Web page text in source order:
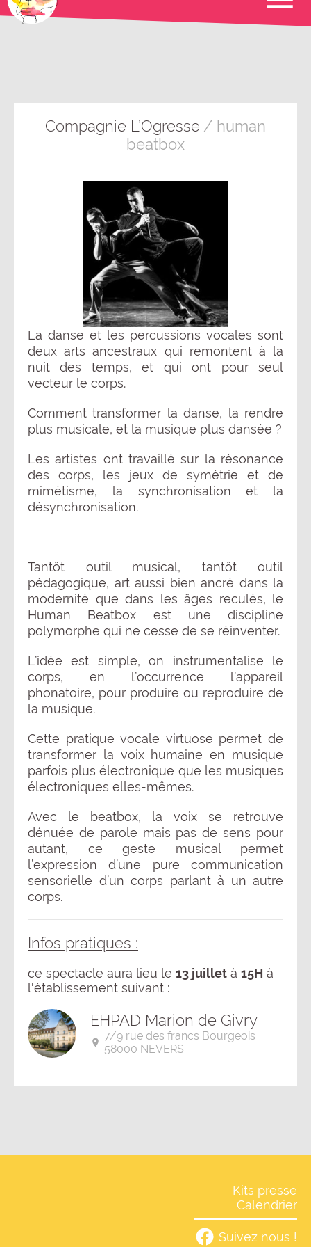
Compagnie L’Ogresse / human
beatbox
La danse et les percussions vocales sont
deux arts ancestraux qui remontent à la
nuit des temps, et qui ont pour seul
vecteur le corps.
Comment transformer la danse, la rendre
plus musicale, et la musique plus dansée ?
Les artistes ont travaillé sur la résonance
des corps, les jeux de symétrie et de
mimétisme, la synchronisation et la
désynchronisation.
Tantôt outil musical, tantôt outil
pédagogique, art aussi bien ancré dans la
modernité que dans les âges reculés, le
Human Beatbox est une discipline
polymorphe qui ne cesse de se réinventer.
L’idée est simple, on instrumentalise le
corps, en l’occurrence l’appareil
phonatoire, pour produire ou reproduire de
la musique.
Cette pratique vocale virtuose permet de
transformer la voix humaine en musique
parfois plus électronique que les musiques
électroniques elles-mêmes.
Avec le beatbox, la voix se retrouve
dénuée de parole mais pas de sens pour
autant, ce geste musical permet
l’expression d’une pure communication
sensorielle d’un corps parlant à un autre
corps.
Infos pratiques :
ce spectacle aura lieu le 13 juillet à 15H à
l'établissement suivant :
EHPAD Marion de Givry
7/9 rue des francs Bourgeois
58000 NEVERS
Kits presse
Calendrier
Suivez nous !